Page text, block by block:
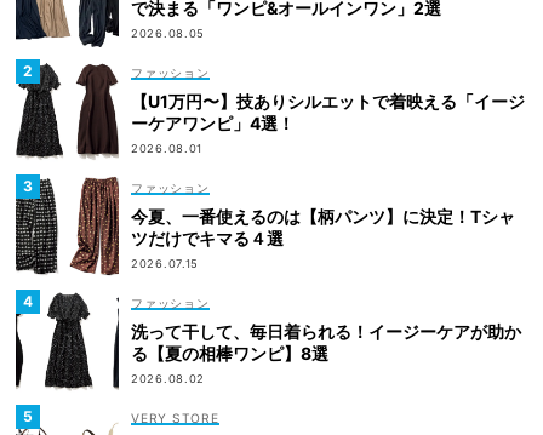
で決まる「ワンピ&オールインワン」2選
2026.08.05
ファッション
【U1万円〜】技ありシルエットで着映える「イージ
ーケアワンピ」4選！
2026.08.01
ファッション
今夏、一番使えるのは【柄パンツ】に決定！Tシャ
ツだけでキマる４選
2026.07.15
ファッション
洗って干して、毎日着られる！イージーケアが助か
る【夏の相棒ワンピ】8選
2026.08.02
VERY STORE